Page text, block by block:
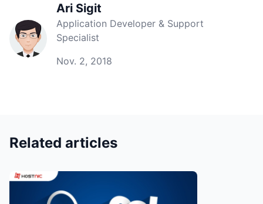
Ari Sigit
Application Developer & Support
Specialist
Nov. 2, 2018
Related articles